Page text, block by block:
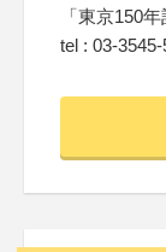
「東京150
tel : 03-